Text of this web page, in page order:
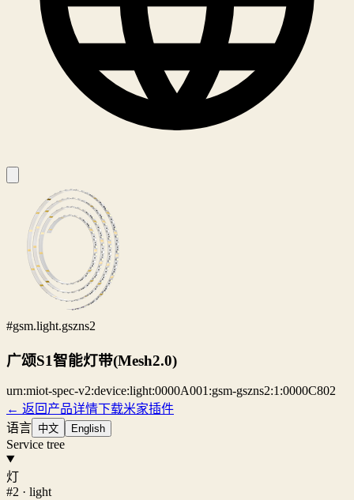
#gsm.light.gszns2
广颂S1智能灯带(Mesh2.0)
urn:miot-spec-v2:device:light:0000A001:gsm-gszns2:1:0000C802
← 返回产品详情下载米家插件
语言 中文 English
Service tree
灯
#2 · light